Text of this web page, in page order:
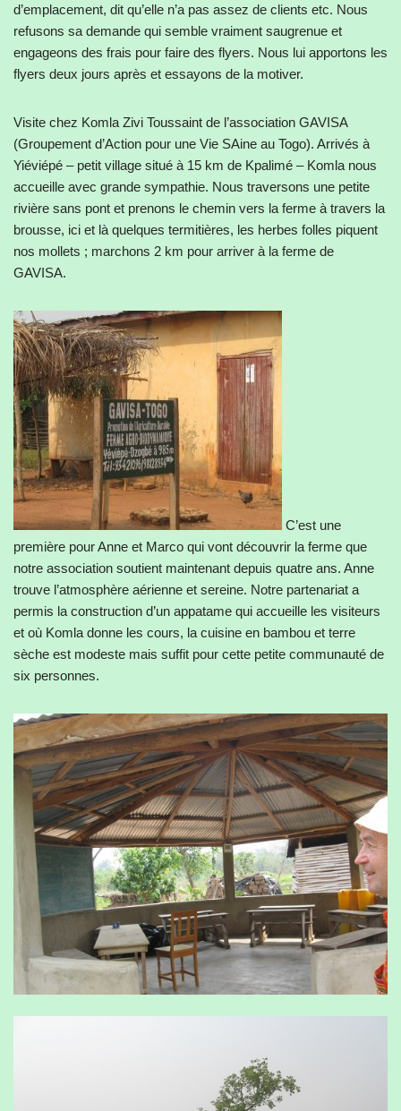
d’emplacement, dit qu’elle n’a pas assez de clients etc. Nous
refusons sa demande qui semble vraiment saugrenue et
engageons des frais pour faire des flyers. Nous lui apportons les
flyers deux jours après et essayons de la motiver.
Visite chez Komla Zivi Toussaint de l’association GAVISA
(Groupement d’Action pour une Vie SAine au Togo). Arrivés à
Yiéviépé – petit village situé à 15 km de Kpalimé – Komla nous
accueille avec grande sympathie. Nous traversons une petite
rivière sans pont et prenons le chemin vers la ferme à travers la
brousse, ici et là quelques termitières, les herbes folles piquent
nos mollets ; marchons 2 km pour arriver à la ferme de
GAVISA.
C’est une
première pour Anne et Marco qui vont découvrir la ferme que
notre association soutient maintenant depuis quatre ans. Anne
trouve l’atmosphère aérienne et sereine. Notre partenariat a
permis la construction d’un appatame qui accueille les visiteurs
et où Komla donne les cours, la cuisine en bambou et terre
sèche est modeste mais suffit pour cette petite communauté de
six personnes.